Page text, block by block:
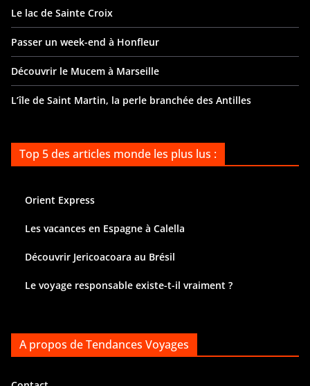
Le lac de Sainte Croix
Passer un week-end à Honfleur
Découvrir le Mucem à Marseille
L’île de Saint Martin, la perle branchée des Antilles
Top 5 des articles monde les plus lus :
Orient Express
Les vacances en Espagne à Calella
Découvrir Jericoacoara au Brésil
Le voyage responsable existe-t-il vraiment ?
A propos de Tendances Voyages